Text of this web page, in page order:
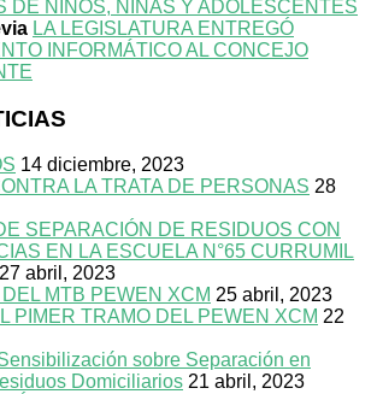
DE NIÑOS, NIÑAS Y ADOLESCENTES
LA LEGISLATURA ENTREGÓ
INFORMÁTICO AL CONCEJO
14 diciembre, 2023
LA TRATA DE PERSONAS 28
SEPARACIÓN DE RESIDUOS CON
EN LA ESCUELA N°65 CURRUMIL
27 abril, 2023
MTB PEWEN XCM 25 abril, 2023
PIMER TRAMO DEL PEWEN XCM 22
sobre Separación en
Domiciliarios 21 abril, 2023